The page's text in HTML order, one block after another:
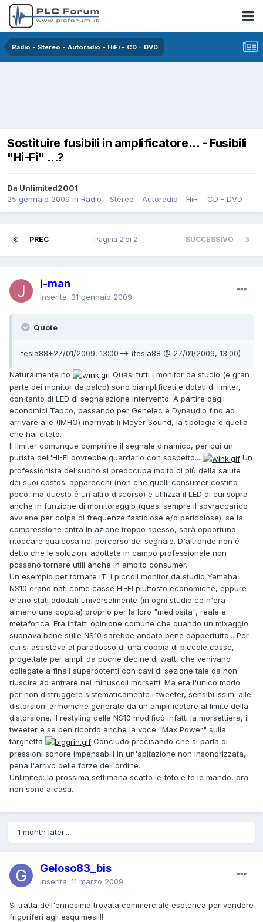
Radio - Stereo - Autoradio - HiFi - CD - DVD
Sostituire fusibili in amplificatore... - Fusibili
"Hi-Fi" ...?
Da Unlimited2001
25 gennaio 2009 in Radio - Stereo - Autoradio - HiFi - CD - DVD
PREC SUCCESSIVO
Pagina 2 di 2
j-man
Inserita: 31 gennaio 2009
Quote
tesla88+27/01/2009, 13:00--> (tesla88 @ 27/01/2009, 13:00)
Naturalmente no
Quasi tutti i monitor da studio (e gran
parte dei monitor da palco) sono biamplificati e dotati di limiter,
con tanto di LED di segnalazione intervento. A partire dagli
economici Tapco, passando per Genelec e Dynaudio fino ad
arrivare alle (IMHO) inarrivabili Meyer Sound, la tipologia é quella
che hai citato.
Il limiter comunque comprime il segnale dinamico, per cui un
purista dell'HI-FI dovrebbe guardarlo con sospetto...
Un
professionista del suono si preoccupa molto di più della salute
dei suoi costosi apparecchi (non che quelli consumer costino
poco, ma questo é un altro discorso) e utilizza il LED di cui sopra
anche in funzione di monitoraggio (quasi sempre il sovraccarico
avviene per colpa di frequenze fastidiose e/o pericolose): se la
compressione entra in azione troppo spesso, sarà opportuno
ritoccare qualcosa nel percorso del segnale. D'altronde non é
detto che le soluzioni adottate in campo professionale non
possano tornare utili anche in ambito consumer.
Un esempio per tornare IT: i piccoli monitor da studio Yamaha
NS10 erano nati come casse HI-FI piuttosto economiche, eppure
erano stati adottati universalmente (in ogni studio ce n'era
almeno una coppia) proprio per la loro "mediosità", reale e
metaforica. Era infatti opinione comune che quando un mixaggio
suonava bene sulle NS10 sarebbe andato bene dappertutto... Per
cui si assisteva al paradosso di una coppia di piccole casse,
progettate per ampli da poche decine di watt, che venivano
collegate a finali superpotenti con cavi di sezione tale da non
riuscire ad entrare nei minuscoli morsetti. Ma era l'unico modo
per non distruggere sistematicamente i tweeter, sensibilissimi alle
distorsioni armoniche generate da un amplificatore al limite della
distorsione. Il restyling delle NS10 modificò infatti la morsettiera, il
tweeter e se ben ricordo anche la voce "Max Power" sulla
targhetta
Concludo precisando che si parla di
pressioni sonore impensabili in un'abitazione non insonorizzata,
pena l'arrivo delle forze dell'ordine.
Unlimited: la prossima settimana scatto le foto e te le mando, ora
non sono a casa.
1 month later...
Geloso83_bis
Inserita: 11 marzo 2009
Si tratta dell'ennesima trovata commerciale esoterica per vendere
frigoriferi agli esquimesi!!!